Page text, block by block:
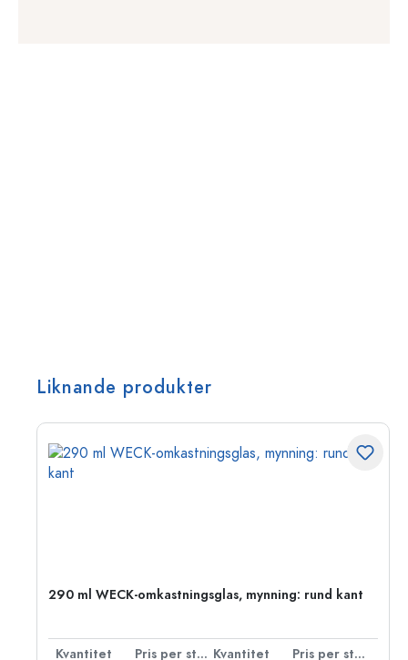
Liknande produkter
290 ml WECK-omkastningsglas, mynning: rund kant
Kvantitet Pris per styck Kvantitet
Pris per styck